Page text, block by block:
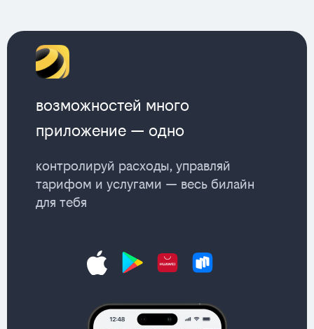
возможностей много
приложение — одно
контролируй расходы, управляй
тарифом и услугами — весь билайн
для тебя